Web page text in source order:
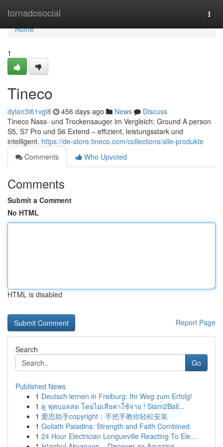
tornadosocial
Home
Home
1
Tineco
dylan3t61vgl8 456 days ago News
Discuss
Tineco Nass- und Trockensauger im Vergleich: Ground A person
S5, S7 Pro und S6 Extend – effizient, leistungsstark und
intelligent. https://de-store.tineco.com/collections/alle-produkte
Comments
Who Upvoted
Comments
Submit a Comment
No HTML
HTML is disabled
Report Page
Search
Go
Published News
1 Deutsch lernen in Freiburg: Ihr Weg zum Erfolg!
1 ดู ฟุตบอลสด โดยไม่เสียค่าใช้จ่าย ! Siam2Ball...
1 爱思助手copyright：手把手教你轻松安装
1 Goliath Paladins: Strength and Faith Combined
1 24 Hour Electrician Longueville Reacting To Ele...